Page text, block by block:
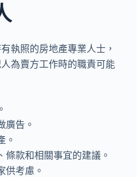
執照的房地產專業人士，
為賣方工作時的職責可能
廣告。
。
條款和相關事宜的建議。
供考慮。